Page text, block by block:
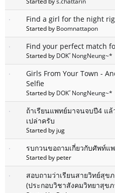
Find a girl for the night
Started by Boomnattapon
Find your perfect match
Started by DOKﾞNongNeung~*
Girls From Your Town -
Selfie
Started by DOKﾞNongNeung~*
ถ้าเรียนแพทย์มาจนจบปี4 แ
เปล่าครับ
Started by jug
รบกวนขอถามเกี่ยวกับศัพท์แ
Started by peter
สอบถามว่าเรียนสายวิทย์สุข
(ประกอบวิชาสังคมวิทยาสุข